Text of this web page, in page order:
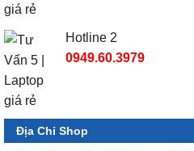
Hotline 2
0949.60.3979
Địa Chỉ Shop